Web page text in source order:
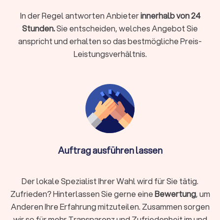
Sorgerecht oder bei strafrechtlichen Vorwürfen: Ein
kompetenter Anwalt ist Ihr Partner in rechtlich schwierigen
Momenten.
Die Auswahl des passenden Anwalts ist entscheidend für den
Erfolg Ihrer Rechtssache. Nicht jeder Anwalt passt zu jedem
Fall. Diese Schritte helfen Ihnen bei der Suche:
Rechtsgebiet identifizieren
Definieren Sie klar, welches Rechtsgebiet betroffen ist.
Bereiche erfordern jeweils spezialisiertes Wissen. Ein
Fachanwalt hat zusätzliche Qualifikationen und
nachgewiesene Erfahrung in seinem Gebiet.
In der Regel antworten Anbieterinnerhalb von 24
Stunden.Sie entscheiden, welches Angebot Sie
anspricht und erhalten so das bestmögliche Preis-
Leistungsverhältnis.
Auftrag ausführen lassen
Der lokale Spezialist Ihrer Wahl wird für Sie tätig.
Zufrieden? Hinterlassen Sie gerne eineBewertung, um
Anderen Ihre Erfahrung mitzuteilen. Zusammen sorgen